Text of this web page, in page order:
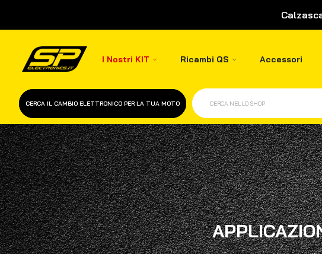
I Nostri KIT Ricambi QS Accessori
CERCA IL CAMBIO ELETTRONICO PER LA TUA MOTO CERCA NELLO SHOP